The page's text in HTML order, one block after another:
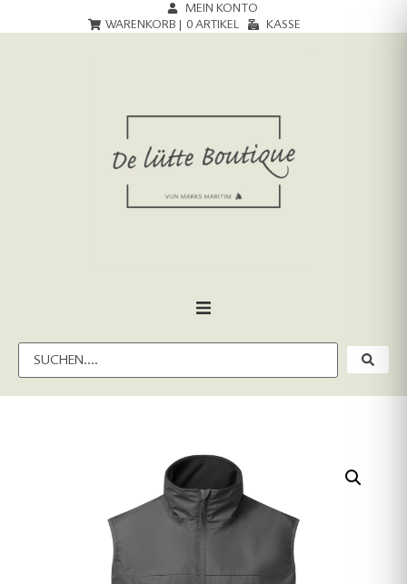
MEIN KONTO
WARENKORB |
0 ARTIKEL KASSE
HOME
DAMEN